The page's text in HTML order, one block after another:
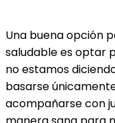
Una buena opción
saludable es optar
no estamos
basarse
acompañarse con